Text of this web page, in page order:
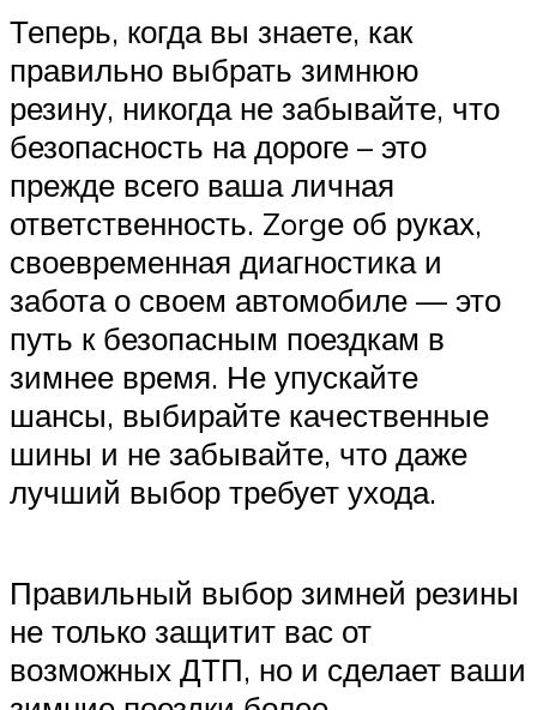
Теперь, когда вы знаете, как
правильно выбрать зимнюю
резину, никогда не забывайте, что
безопасность на дороге – это
прежде всего ваша личная
ответственность. Zorgе об руках,
своевременная диагностика и
забота о своем автомобиле — это
путь к безопасным поездкам в
зимнее время. Не упускайте
шансы, выбирайте качественные
шины и не забывайте, что даже
лучший выбор требует ухода.
Правильный выбор зимней резины
не только защитит вас от
возможных ДТП, но и сделает ваши